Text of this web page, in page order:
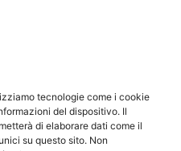
tecnologie come i cookie
del dispositivo. Il
di elaborare dati come il
su questo sito. Non
materiali. Pertanto non
modo un prodotto